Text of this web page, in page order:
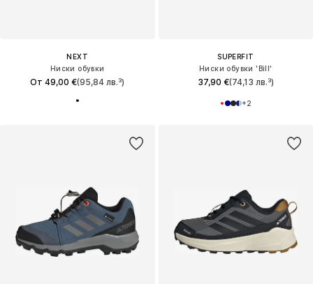
NEXT
Ниски обувки
От 49,00 €(95,84 лв.³)
SUPERFIT
Ниски обувки 'Bill'
37,90 €(74,13 лв.³)
+2